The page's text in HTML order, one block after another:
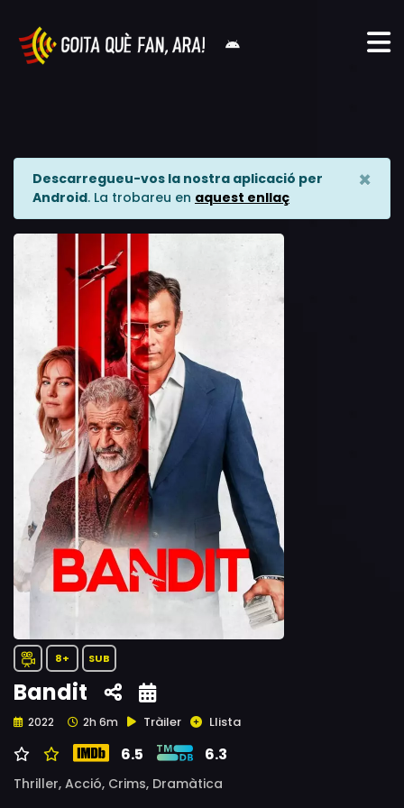
Descarregueu-vos la nostra aplicació per
Android. La trobareu en aquest enllaç
×
8+ SUB
Bandit
2022 2h 6m Tràiler Llista
6.5 6.3
Thriller, Acció, Crims, Dramàtica